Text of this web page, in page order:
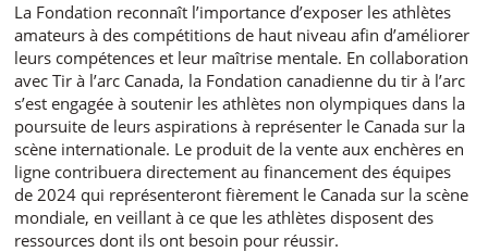
La Fondation reconnaît l’importance d’exposer les athlètes
amateurs à des compétitions de haut niveau afin d’améliorer
leurs compétences et leur maîtrise mentale. En collaboration
avec Tir à l’arc Canada, la Fondation canadienne du tir à l’arc
s’est engagée à soutenir les athlètes non olympiques dans la
poursuite de leurs aspirations à représenter le Canada sur la
scène internationale. Le produit de la vente aux enchères en
ligne contribuera directement au financement des équipes
de 2024 qui représenteront fièrement le Canada sur la scène
mondiale, en veillant à ce que les athlètes disposent des
ressources dont ils ont besoin pour réussir.